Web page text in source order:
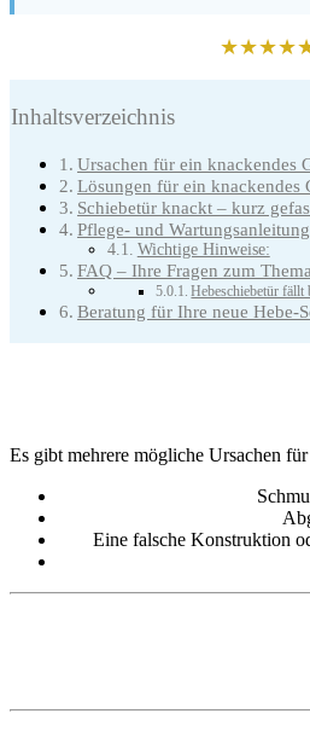
Inhaltsverzeichnis
Ursachen für ein knackendes
Lösungen für ein knackendes
Schiebetür knackt – kurz
Pflege- und
Wichtige Hinweise:
FAQ – Ihre Fragen zum
Hebeschiebetür fällt
Beratung für Ihre neue Hebe-
Es gibt mehrere mögliche Ursachen
Eine falsche Konstruktion